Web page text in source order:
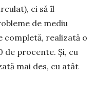
ci să îl
de mediu
completă, realizată o
de procente. Și, cu
mai des, cu atât